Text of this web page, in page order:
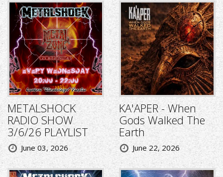
METALSHOCK
RADIO SHOW
3/6/26 PLAYLIST
June 03, 2026
KA'APER - When
Gods Walked The
Earth
June 22, 2026